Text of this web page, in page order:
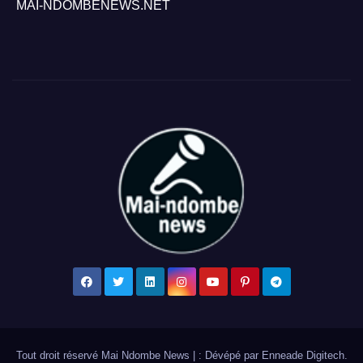
MAI-NDOMBENEWS.NET
Tout droit réservé Mai Ndombe News : Dévépé par Enneade Digitech.